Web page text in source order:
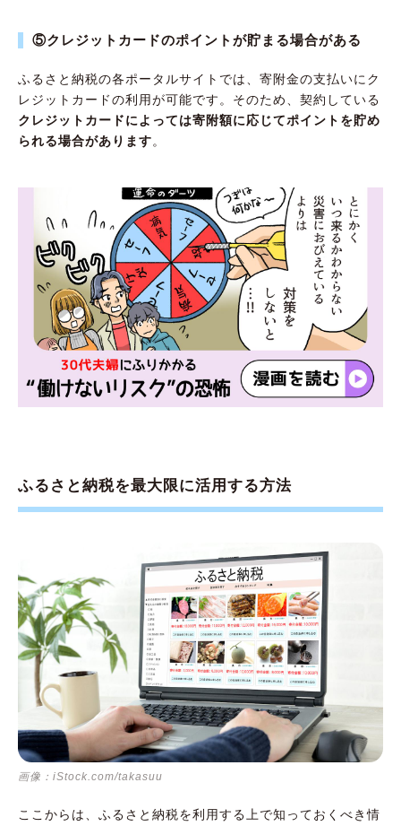
⑤クレジットカードのポイントが貯まる場合がある
ふるさと納税の各ポータルサイトでは、寄附金の支払いにク
レジットカードの利用が可能です。そのため、契約している
クレジットカードによっては寄附額に応じてポイントを貯め
られる場合があります。
ふるさと納税を最大限に活用する方法
画像：iStock.com/takasuu
ここからは、ふるさと納税を利用する上で知っておくべき情